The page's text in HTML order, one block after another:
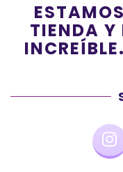
TIENDA Y